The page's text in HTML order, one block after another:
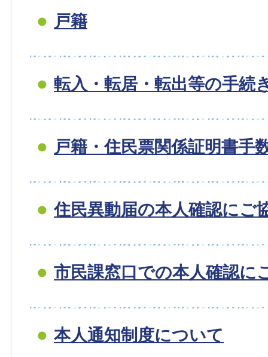
戸籍
転入・転居・転出等の手続
戸籍・住民票関係証明書手
住民異動届の本人確認にご
市民課窓口での本人確認に
本人通知制度について